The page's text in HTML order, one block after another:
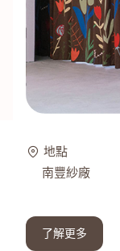
地點
南豐紗廠
了解更多